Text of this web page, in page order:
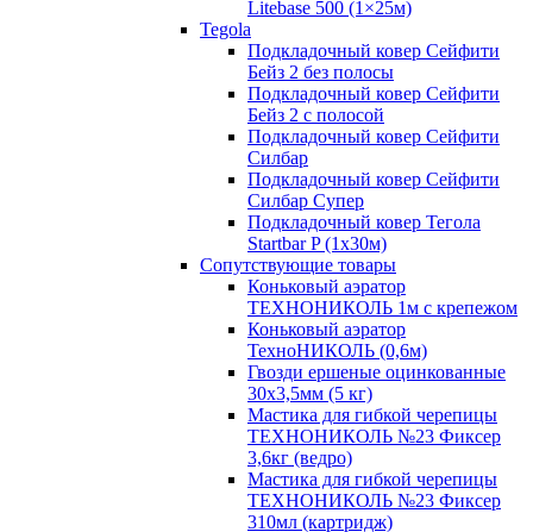
Litebase 500 (1×25м)
Tegola
Подкладочный ковер Сейфити
Бейз 2 без полосы
Подкладочный ковер Сейфити
Бейз 2 с полосой
Подкладочный ковер Сейфити
Силбар
Подкладочный ковер Сейфити
Силбар Супер
Подкладочный ковер Тегола
Startbar P (1х30м)
Сопутствующие товары
Коньковый аэратор
ТЕХНОНИКОЛЬ 1м с крепежом
Коньковый аэратор
ТехноНИКОЛЬ (0,6м)
Гвозди ершеные оцинкованные
30х3,5мм (5 кг)
Мастика для гибкой черепицы
ТЕХНОНИКОЛЬ №23 Фиксер
3,6кг (ведро)
Мастика для гибкой черепицы
ТЕХНОНИКОЛЬ №23 Фиксер
310мл (картридж)